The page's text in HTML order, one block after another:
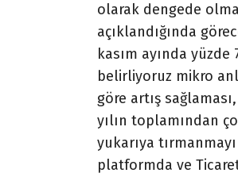
olarak dengede
açıklandığında
kasım ayında
belirliyoruz mikro
göre artış
yılın toplamından
yukarıya
platformda ve